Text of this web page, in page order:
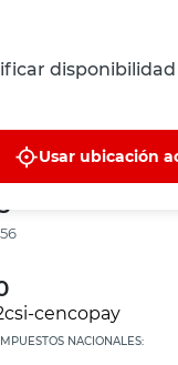
disponibilidad
Usar ubicación
para Gas
NACIONALES: